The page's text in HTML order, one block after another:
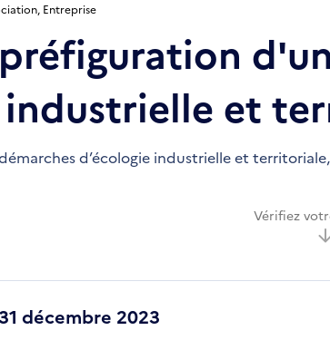
Entreprise
et
d’écologie industrielle et
Vérifiez
décembre 2023